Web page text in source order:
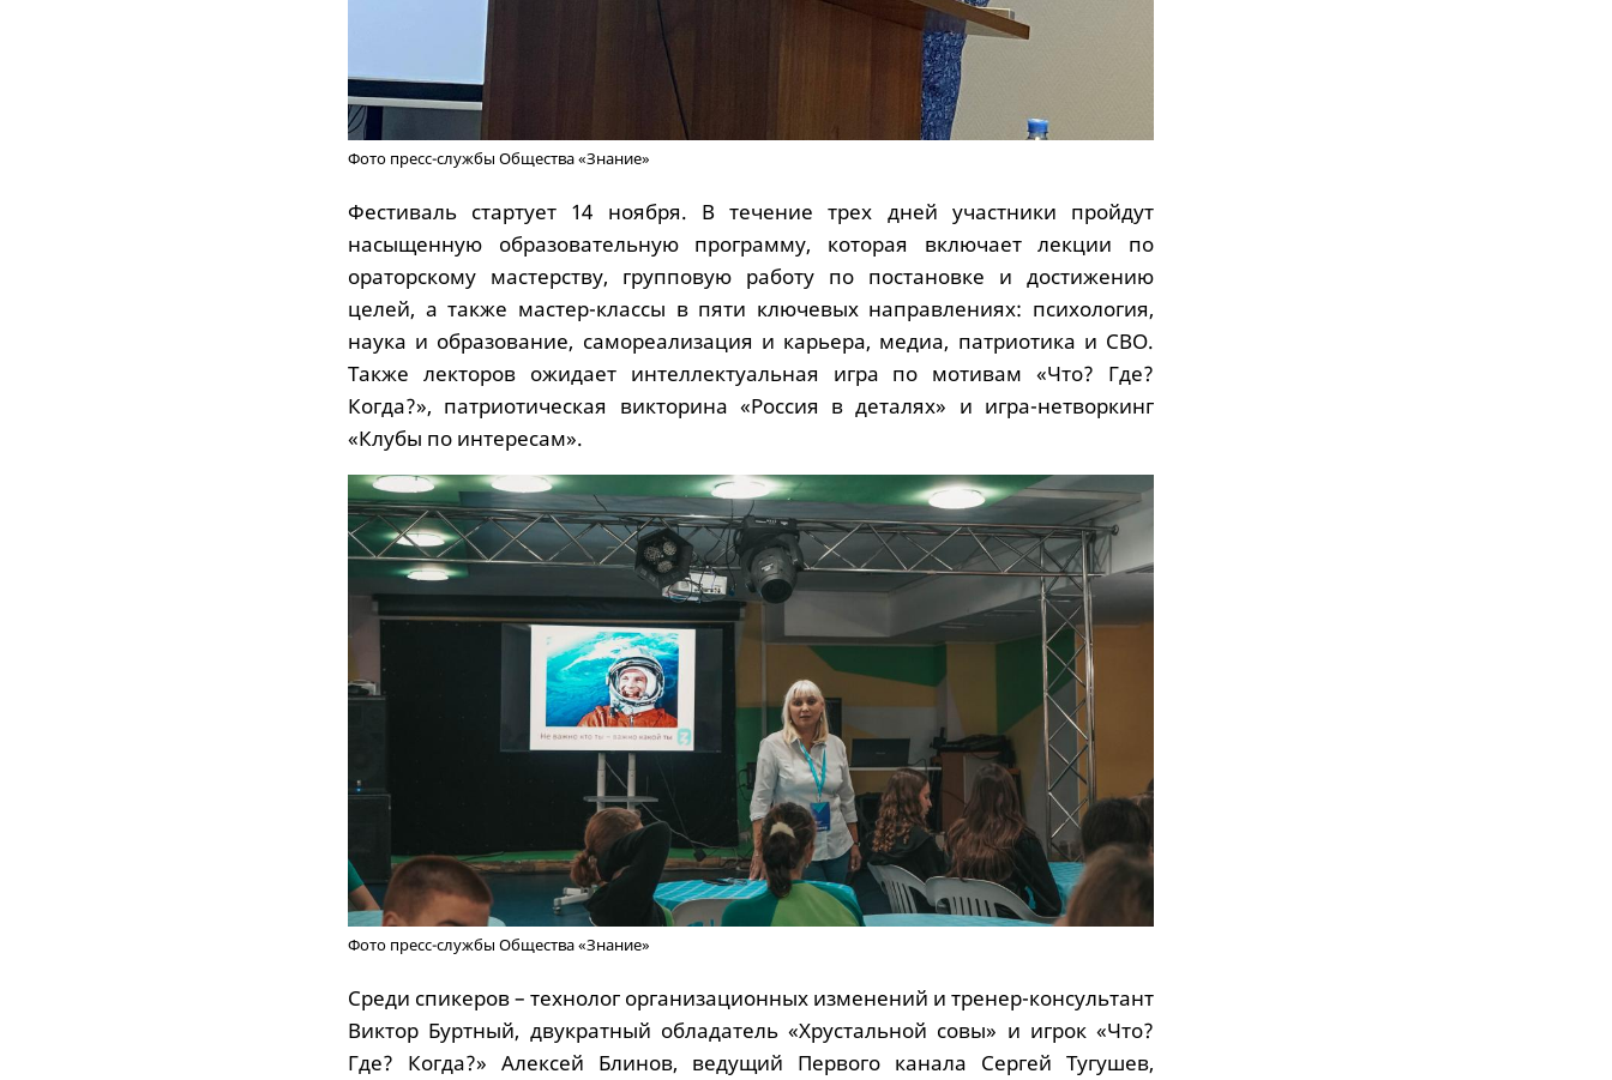
Фото пресс-службы Общества «Знание»
Фестиваль стартует 14 ноября. В течение трех дней участники пройдут
насыщенную образовательную программу, которая включает лекции по
ораторскому мастерству, групповую работу по постановке и достижению
целей, а также мастер-классы в пяти ключевых направлениях: психология,
наука и образование, самореализация и карьера, медиа, патриотика и СВО.
Также лекторов ожидает интеллектуальная игра по мотивам «Что? Где?
Когда?», патриотическая викторина «Россия в деталях» и игра-нетворкинг
«Клубы по интересам».
Фото пресс-службы Общества «Знание»
Среди спикеров – технолог организационных изменений и тренер-консультант
Виктор Буртный, двукратный обладатель «Хрустальной совы» и игрок «Что?
Где? Когда?» Алексей Блинов, ведущий Первого канала Сергей Тугушев,